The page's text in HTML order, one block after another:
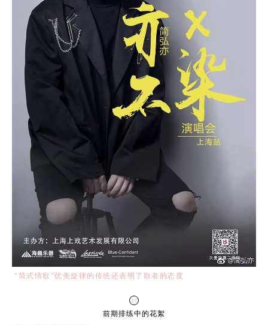
“简式情歌”优美旋律的传统还表明了歌者的态度
前期排练中的花絮